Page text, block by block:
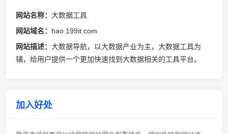
网站名称： 大数据工具
网站域名： hao.199it.com
网站描述： 大数据导航，以大数据产业为主，大数据工具为
辅，给用户提供一个更加快速找到大数据相关的工具平台。
加入好处